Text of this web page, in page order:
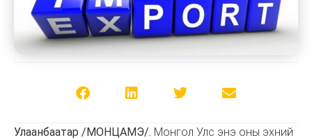
Улаанбаатар /МОНЦАМЭ/. Монгол Улс энэ оны эхний